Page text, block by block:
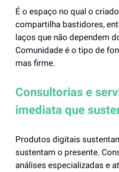
É o espaço no qual o
compartilha bastidores,
laços que não dependem
Comunidade é o tipo de
mas firme.
Consultorias e
imediata que
Produtos digitais
sustentam o presente.
análises especializadas e